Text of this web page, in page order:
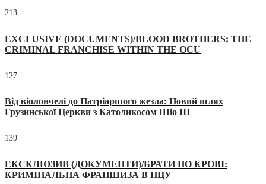
213
EXCLUSIVE (DOCUMENTS)/BLOOD BROTHERS: THE
CRIMINAL FRANCHISE WITHIN THE OCU
127
Від віолончелі до Патріаршого жезла: Новий шлях
Грузинської Церкви з Католикосом Шіо III
139
ЕКСКЛЮЗИВ (ДОКУМЕНТИ)/БРАТИ ПО КРОВІ:
КРИМІНАЛЬНА ФРАНШИЗА В ПЦУ